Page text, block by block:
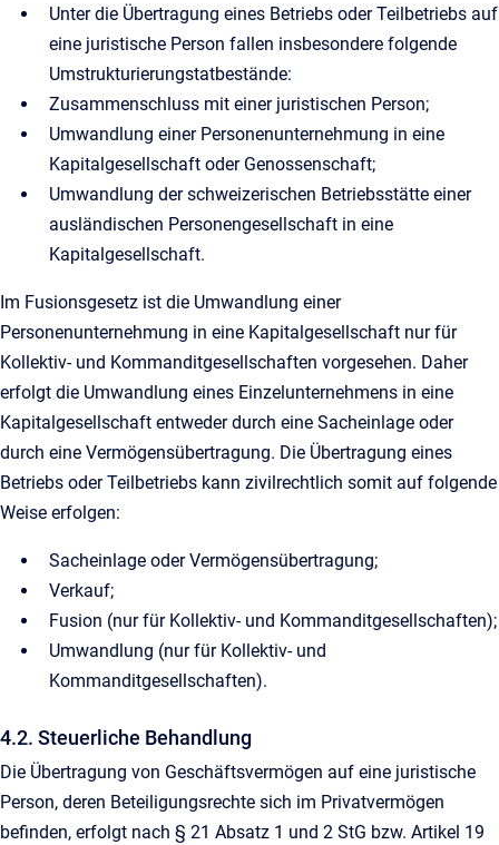
Unter die Übertragung eines Betriebs oder Teilbetriebs auf
eine juristische Person fallen insbesondere folgende
Umstrukturierungstatbestände:
Zusammenschluss mit einer juristischen Person;
Umwandlung einer Personenunternehmung in eine
Kapitalgesellschaft oder Genossenschaft;
Umwandlung der schweizerischen Betriebsstätte einer
ausländischen Personengesellschaft in eine
Kapitalgesellschaft.
Im Fusionsgesetz ist die Umwandlung einer
Personenunternehmung in eine Kapitalgesellschaft nur für
Kollektiv- und Kommanditgesellschaften vorgesehen. Daher
erfolgt die Umwandlung eines Einzelunternehmens in eine
Kapitalgesellschaft entweder durch eine Sacheinlage oder
durch eine Vermögensübertragung. Die Übertragung eines
Betriebs oder Teilbetriebs kann zivilrechtlich somit auf folgende
Weise erfolgen:
Sacheinlage oder Vermögensübertragung;
Verkauf;
Fusion (nur für Kollektiv- und Kommanditgesellschaften);
Umwandlung (nur für Kollektiv- und
Kommanditgesellschaften).
4.2. Steuerliche Behandlung
Die Übertragung von Geschäftsvermögen auf eine juristische
Person, deren Beteiligungsrechte sich im Privatvermögen
befinden, erfolgt nach § 21 Absatz 1 und 2 StG bzw. Artikel 19